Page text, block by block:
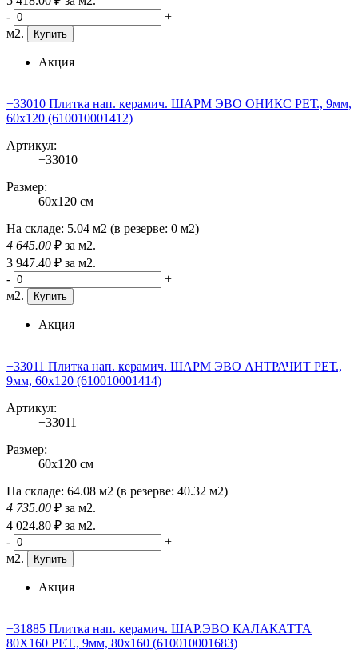
-
+
м2.
Купить
Акция
+33010 Плитка нап. керамич. ШАРМ ЭВО ОНИКС РЕТ., 9мм,
60x120 (610010001412)
Артикул:
+33010
Размер:
60x120 см
На складе: 5.04 м2 (в резерве: 0 м2)
4 645.00 ₽ за м2.
3 947.40 ₽ за м2.
-
+
м2.
Купить
Акция
+33011 Плитка нап. керамич. ШАРМ ЭВО АНТРАЧИТ РЕТ.,
9мм, 60x120 (610010001414)
Артикул:
+33011
Размер:
60x120 см
На складе: 64.08 м2 (в резерве: 40.32 м2)
4 735.00 ₽ за м2.
4 024.80 ₽ за м2.
-
+
м2.
Купить
Акция
+31885 Плитка нап. керамич. ШАР.ЭВО КАЛАКАТТА
80X160 РЕТ., 9мм, 80x160 (610010001683)